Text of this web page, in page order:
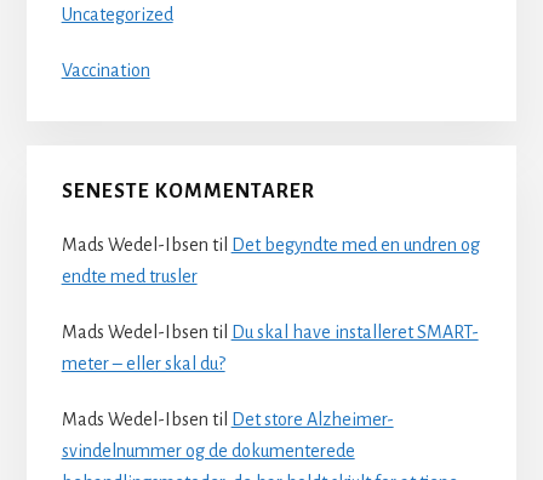
Uncategorized
Vaccination
SENESTE KOMMENTARER
Mads Wedel-Ibsen til
Det begyndte med en undren og
endte med trusler
Mads Wedel-Ibsen til
Du skal have installeret SMART-
meter – eller skal du?
Mads Wedel-Ibsen til
Det store Alzheimer-
svindelnummer og de dokumenterede